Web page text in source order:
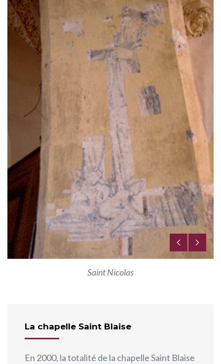
Saint Nicolas
La chapelle Saint Blaise
En 2000, la totalité de la chapelle Saint Blaise